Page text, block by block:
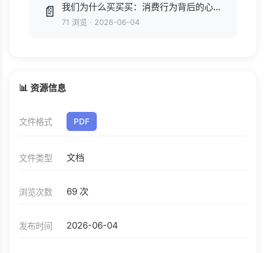
📄 我们为什么买买买：消费行为背后的心理学奥秘.epub
71 浏览 · 2026-06-04
📊 资源信息
文件格式 PDF
文件类型 文档
浏览次数 69 次
发布时间 2026-06-04